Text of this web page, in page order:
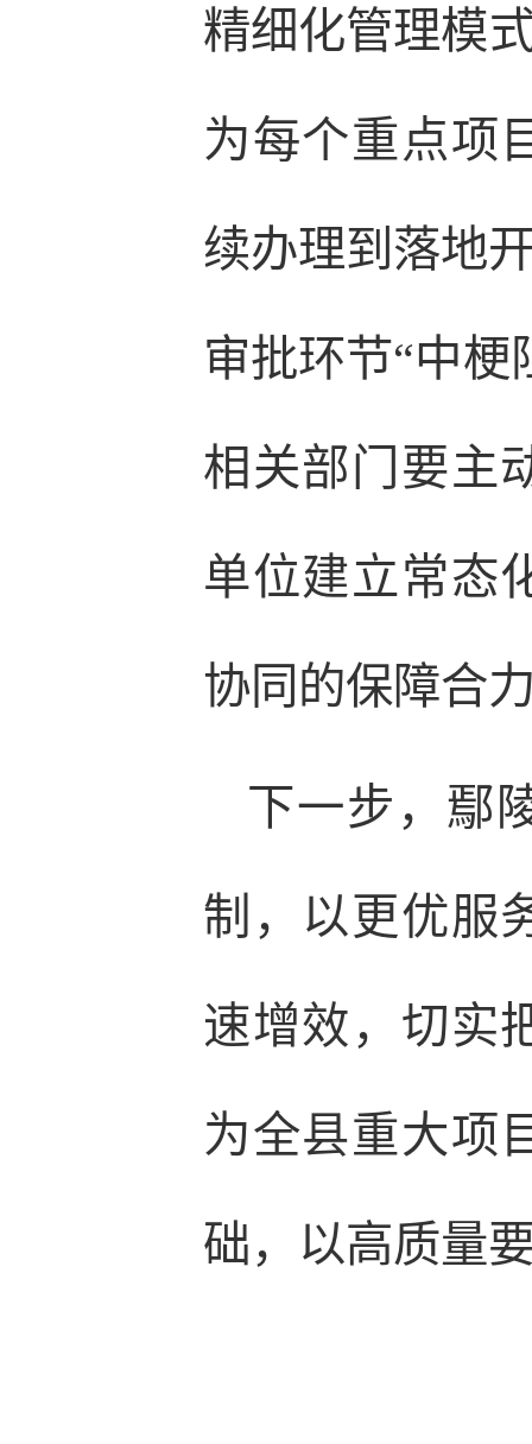
精细化管理模
为每个重点项
续办理到落地
审批环节“中
相关部门要主
单位建立常态
协同的保障合
下一步，鄢
制，以更优服
速增效，切实
为全县重大项
础，以高质量